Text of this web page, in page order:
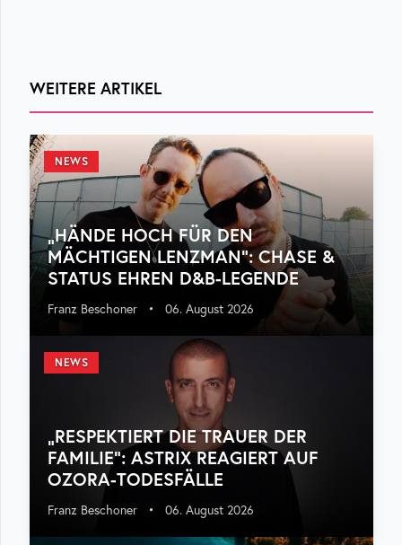
WEITERE ARTIKEL
NEWS
„HÄNDE HOCH FÜR DEN
MÄCHTIGEN LENZMAN“: CHASE &
STATUS EHREN D&B-LEGENDE
Franz Beschoner • 06. August 2026
NEWS
„RESPEKTIERT DIE TRAUER DER
FAMILIE“: ASTRIX REAGIERT AUF
OZORA-TODESFÄLLE
Franz Beschoner • 06. August 2026